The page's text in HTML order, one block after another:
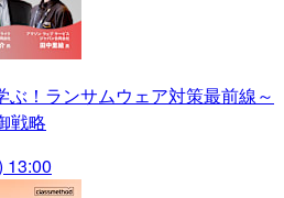
ぶ！ランサムウェア対策最前線～
戦略
13:00